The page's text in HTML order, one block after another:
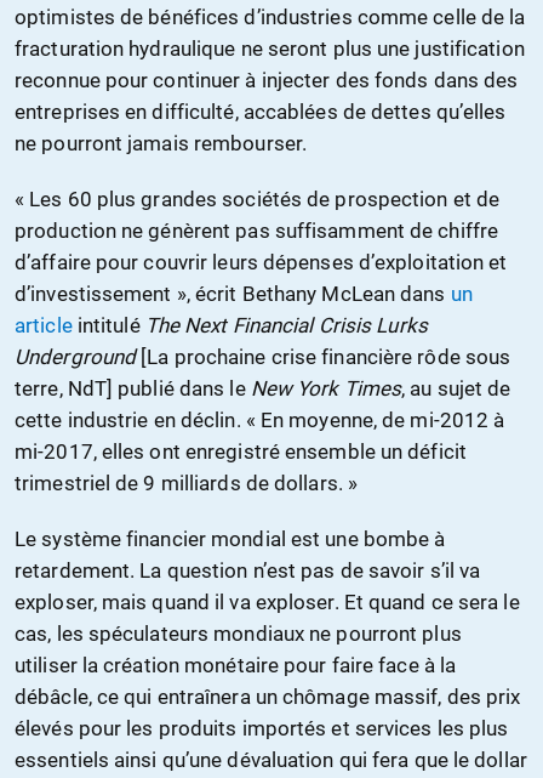
optimistes de bénéfices d’industries comme celle de la
fracturation hydraulique ne seront plus une justification
reconnue pour continuer à injecter des fonds dans des
entreprises en difficulté, accablées de dettes qu’elles
ne pourront jamais rembourser.
« Les 60 plus grandes sociétés de prospection et de
production ne génèrent pas suffisamment de chiffre
d’affaire pour couvrir leurs dépenses d’exploitation et
d’investissement », écrit Bethany McLean dans un
articleintitulé The Next Financial Crisis Lurks
Underground[La prochaine crise financière rôde sous
terre, NdT] publié dans le New York Times, au sujet de
cette industrie en déclin. « En moyenne, de mi-2012 à
mi-2017, elles ont enregistré ensemble un déficit
trimestriel de 9 milliards de dollars. »
Le système financier mondial est une bombe à
retardement. La question n’est pas de savoir s’il va
exploser, mais quand il va exploser. Et quand ce sera le
cas, les spéculateurs mondiaux ne pourront plus
utiliser la création monétaire pour faire face à la
débâcle, ce qui entraînera un chômage massif, des prix
élevés pour les produits importés et services les plus
essentiels ainsi qu’une dévaluation qui fera que le dollar